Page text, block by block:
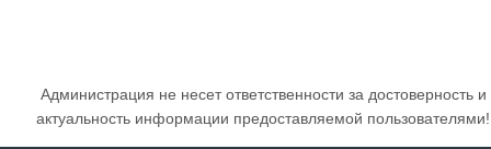
Администрация не несет ответственности за достоверность и
актуальность информации предоставляемой пользователями!